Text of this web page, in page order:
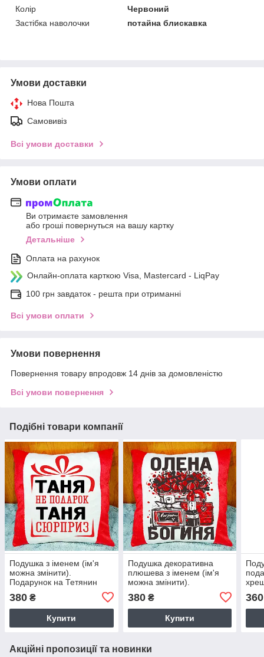
Колір
Червоний
Застібка наволочки
потайна блискавка
Умови доставки
Нова Пошта
Самовивіз
Всі умови доставки
Умови оплати
Ви отримаєте замовлення
або гроші повернуться на вашу картку
Детальніше
Оплата на рахунок
Онлайн-оплата карткою Visa, Mastercard - LiqPay
100 грн завдаток - решта при отриманні
Всі умови оплати
Умови повернення
Повернення товару впродовж 14 днів за домовленістю
Всі умови повернення
Подібні товари компанії
Подушка з іменем (ім'я
можна змінити).
Подарунок на Тетянин
380 ₴
Купити
Подушка декоративна
плюшева з іменем (ім'я
можна змінити).
Подарунки на 8 березня
380₴
Купити
360
Акційні пропозиції та новинки